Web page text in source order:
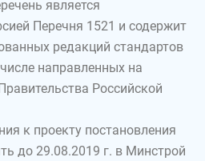
является
Перечня 1521 и содержит
редакций стандартов
направленных на
Российской
к проекту постановления
до 29.08.2019 г. в Минстрой